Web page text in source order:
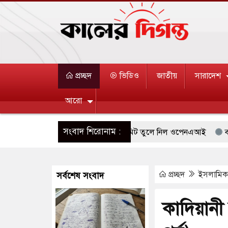
প্রচ্ছদ ভিডিও জাতীয় সারাদেশ
আরো
সংবাদ শিরোনাম :
ব্যবহারকারীদের জন্য মেসেজ লিমিট তুলে নিল ওপেনএআই
নিয়ন্ত্রণে দেড় হাজার মসজিদ থেকে মাইক অপসারণ থাইল্যান্ডে
ব্ল্যাকআউটের কঠোর হুঁশিয়ারি ইরানের ভিআইপিদেরও
দক্ষিণ কোরিয়ার বন্দি ২৫ শতাংশ বেড়েছে যুক্তরাষ্ট্র পাশে থাকুক বা
প্রচ্ছদ ইসলামিক
সর্বশেষ সংবাদ